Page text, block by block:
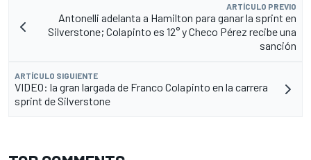
ARTÍCULO PREVIO
Antonelli adelanta a Hamilton para ganar la sprint en
Silverstone; Colapinto es 12° y Checo Pérez recibe una
sanción
ARTÍCULO SIGUIENTE
VIDEO: la gran largada de Franco Colapinto en la carrera
sprint de Silverstone